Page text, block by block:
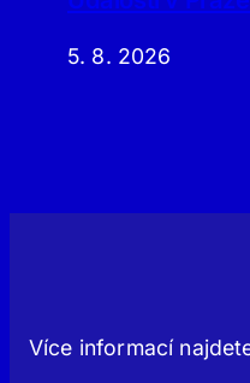
5. 8. 2026
Více informací